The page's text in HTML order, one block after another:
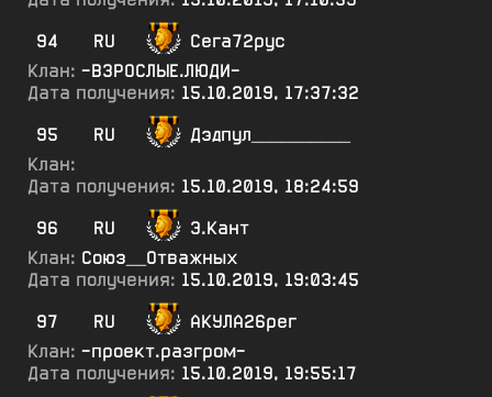
94
RU
Сега72рус
Клан: -ВЗРОСЛЫЕ.ЛЮДИ-
Дата получения: 15.10.2019, 17:37:32
95
RU
Дэдпул__________
Клан:
Дата получения: 15.10.2019, 18:24:59
96
RU
Э.Кант
Клан: Союз__Отважных
Дата получения: 15.10.2019, 19:03:45
97
RU
АКУЛА26рег
Клан: -проект.разгром-
Дата получения: 15.10.2019, 19:55:17